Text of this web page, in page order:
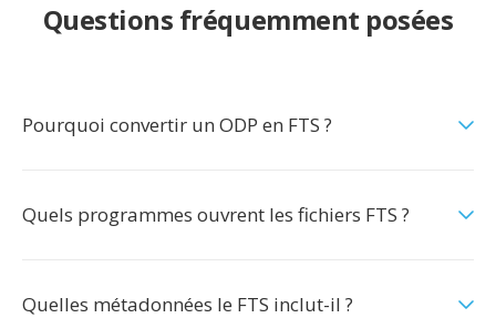
Questions fréquemment posées
Pourquoi convertir un ODP en FTS ?
Quels programmes ouvrent les fichiers FTS ?
Quelles métadonnées le FTS inclut-il ?